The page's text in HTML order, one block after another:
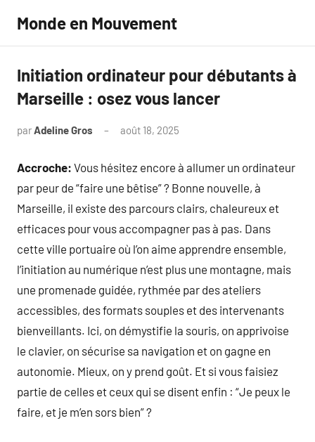
contenu
Monde en Mouvement
Initiation ordinateur pour débutants à
Marseille : osez vous lancer
parAdeline Gros août 18, 2025
Accroche: Vous hésitez encore à allumer un ordinateur
par peur de “faire une bêtise” ? Bonne nouvelle, à
Marseille, il existe des parcours clairs, chaleureux et
efficaces pour vous accompagner pas à pas. Dans
cette ville portuaire où l’on aime apprendre ensemble,
l’initiation au numérique n’est plus une montagne, mais
une promenade guidée, rythmée par des ateliers
accessibles, des formats souples et des intervenants
bienveillants. Ici, on démystifie la souris, on apprivoise
le clavier, on sécurise sa navigation et on gagne en
autonomie. Mieux, on y prend goût. Et si vous faisiez
partie de celles et ceux qui se disent enfin : “Je peux le
faire, et je m’en sors bien” ?